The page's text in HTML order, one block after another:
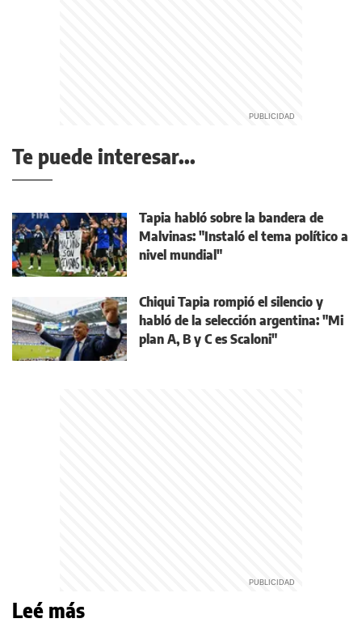
Te puede interesar...
Tapia habló sobre la bandera de
Malvinas: "Instaló el tema político a
nivel mundial"
Chiqui Tapia rompió el silencio y
habló de la selección argentina: "Mi
plan A, B y C es Scaloni"
Leé más